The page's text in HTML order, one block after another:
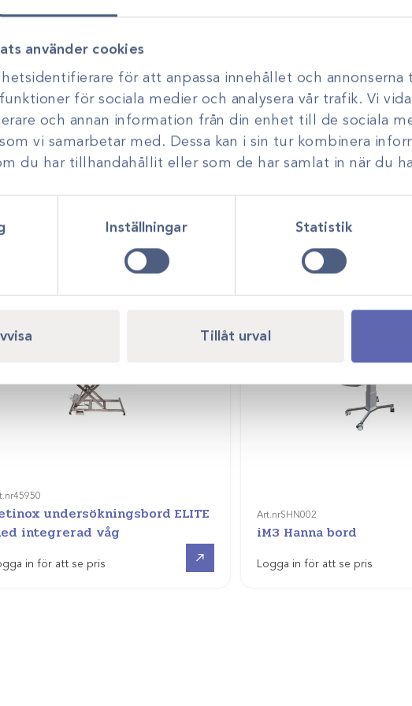
använder cookies
för att anpassa innehållet och annonserna
för sociala medier och analysera vår trafik. Vi
och annan information från din enhet till de sociala
vi samarbetar med. Dessa kan i sin tur kombinera
du har tillhandahållit eller som de har samlat in när du
Inställningar Statistik
Tillåt urval
utveckling. Genom personlig
45950
undersökningsbord ELITE
integrerad våg
in för att se pris
Art.nrSHN002
iM3 Hanna bord
Logga in för att se pris